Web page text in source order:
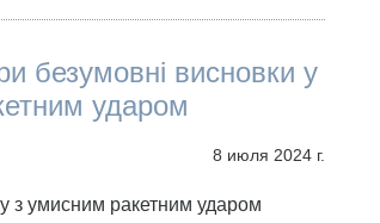
безумовні висновки у
ударом
8 июля 2024 г.
з умисним ракетним ударом